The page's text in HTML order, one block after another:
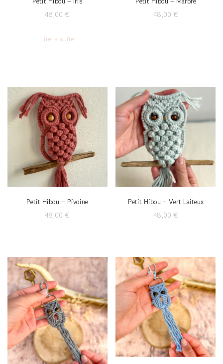
48,00€
Lire la suite
48,00 €
Petit Hibou – Pivoine
48,00€
Petit Hibou – Vert Laiteux
48,00 €